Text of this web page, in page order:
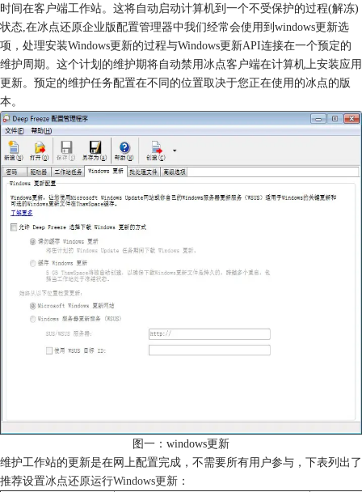
时间在客户端工作站。这将自动启动计算机到一个不受保护的过程(解冻)
状态,在冰点还原企业版配置管理器中我们经常会使用到windows更新选
项，处理安装Windows更新的过程与Windows更新API连接在一个预定的
维护周期。这个计划的维护期将自动禁用冰点客户端在计算机上安装应用
更新。预定的维护任务配置在不同的位置取决于您正在使用的冰点的版
本。
图一：windows更新
维护工作站的更新是在网上配置完成，不需要所有用户参与，下表列出了
推荐设置冰点还原运行Windows更新 ：